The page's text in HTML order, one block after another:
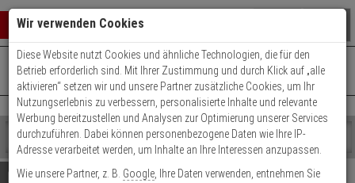
Warenkorb schließen
0 ARTIKEL IM WARENKORB
Ihr Warenkorb ist momentan leer.
Ergebnisse ()
Fertig
Shop
durchsuchen
Bitte
geben
Es
wurde
+49 (0)821 899 493-0Mo. - Do.: 8:00 - 16:30 | Fr.: 8:00 - 14:00 Uhr
Kontaktservice nutzen
Details Beratung
Wir verwenden Cookies
Diese Website nutzt Cookies und ähnliche Technologien, die für den
Betrieb erforderlich sind. Mit Ihrer Zustimmung und durch Klick auf „alle
aktivieren“ setzen wir und unsere Partner zusätzliche Cookies, um Ihr
Nutzungserlebnis zu verbessern, personalisierte Inhalte und relevante
Werbung bereitzustellen und Analysen zur Optimierung unserer Services
durchzuführen. Dabei können personenbezogene Daten wie Ihre IP-
Adresse verarbeitet werden, um Inhalte an Ihre Interessen anzupassen.
Wie unsere Partner, z. B. Google , Ihre Daten verwenden, entnehmen Sie